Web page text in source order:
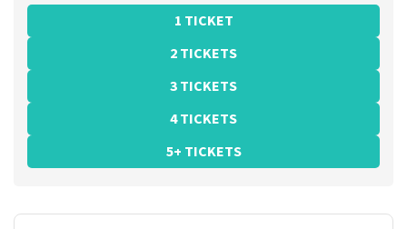
1 TICKET
2 TICKETS
3 TICKETS
4 TICKETS
5+ TICKETS